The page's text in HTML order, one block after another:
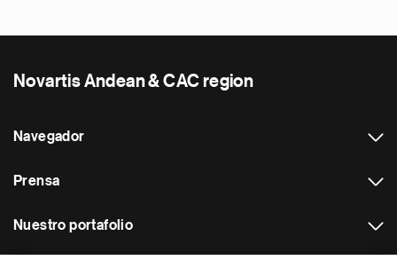
Novartis Andean & CAC region
Navegador
Prensa
Nuestro portafolio